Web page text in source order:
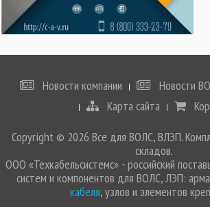
Новости компании Новости
Карта сайта
Copyright © 2026 Все для ВОЛС, ВЛЭП.
складов.
ООО «Техкабельсистемс» - российский
систем и компонентов для ВОЛС, ЛЭП:
кабеля, узлов и элементов